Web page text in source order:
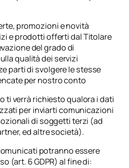
promozioni e novità
e prodotti offerti dal Titolare
del grado di
qualità dei servizi
parti di svolgere le stesse
per nostro conto
ti verrà richiesto qualora i dati
per inviarti comunicazioni
di soggetti terzi (ad
ed altre società).
potranno essere
(art. 6 GDPR) al fine di: